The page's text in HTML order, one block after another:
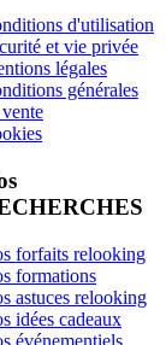
d'utilisation
et vie privée
légales
générales
forfaits relooking
formations
astuces relooking
idées cadeaux
événementiels